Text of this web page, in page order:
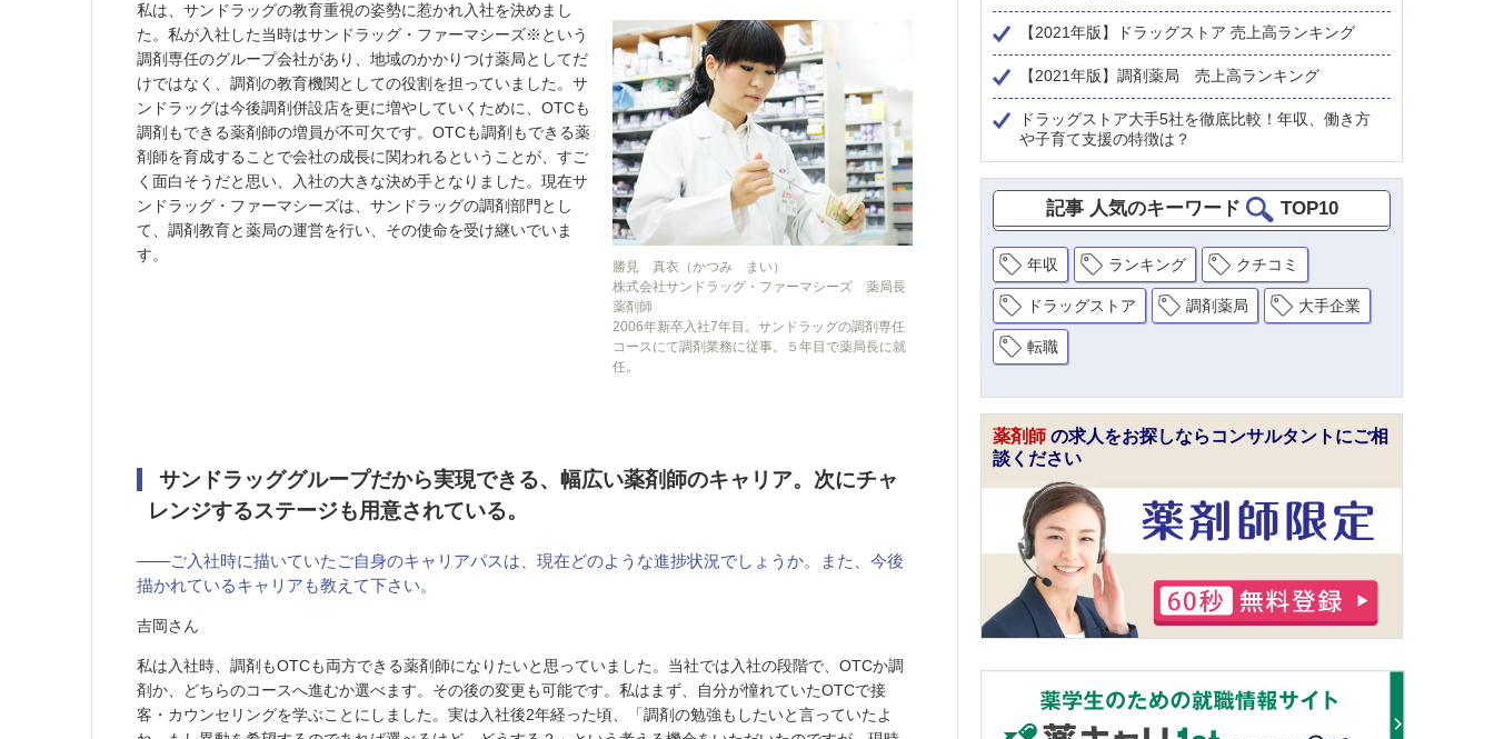
勝見 真衣（かつみ まい）
株式会社サンドラッグ・ファーマシーズ 薬局長
薬剤師
2006年新卒入社7年目。サンドラッグの調剤専任
コースにて調剤業務に従事。５年目で薬局長に就
任。
私は、サンドラッグの教育重視の姿勢に惹かれ入社を決めまし
た。私が入社した当時はサンドラッグ・ファーマシーズ※という
調剤専任のグループ会社があり、地域のかかりつけ薬局としてだ
けではなく、調剤の教育機関としての役割を担っていました。サ
ンドラッグは今後調剤併設店を更に増やしていくために、OTCも
調剤もできる薬剤師の増員が不可欠です。OTCも調剤もできる薬
剤師を育成することで会社の成長に関われるということが、すご
く面白そうだと思い、入社の大きな決め手となりました。現在サ
ンドラッグ・ファーマシーズは、サンドラッグの調剤部門とし
て、調剤教育と薬局の運営を行い、その使命を受け継いでいま
す。
サンドラッググループだから実現できる、幅広い薬剤師のキャリア。次にチャ
レンジするステージも用意されている。
――ご入社時に描いていたご自身のキャリアパスは、現在どのような進捗状況でしょうか。また、今後
描かれているキャリアも教えて下さい。
吉岡さん
私は入社時、調剤もOTCも両方できる薬剤師になりたいと思っていました。当社では入社の段階で、OTCか調
剤か、どちらのコースへ進むか選べます。その後の変更も可能です。私はまず、自分が憧れていたOTCで接
客・カウンセリングを学ぶことにしました。実は入社後2年経った頃、「調剤の勉強もしたいと言っていたよ
【2021年版】ドラッグストア 売上高ランキング
【2021年版】調剤薬局 売上高ランキング
ドラッグストア大手5社を徹底比較！年収、働き方
や子育て支援の特徴は？
記事 人気のキーワード TOP10
年収 ランキング クチコミ
ドラッグストア 調剤薬局 大手企業
転職
薬剤師 の求人をお探しならコンサルタントにご相
談ください